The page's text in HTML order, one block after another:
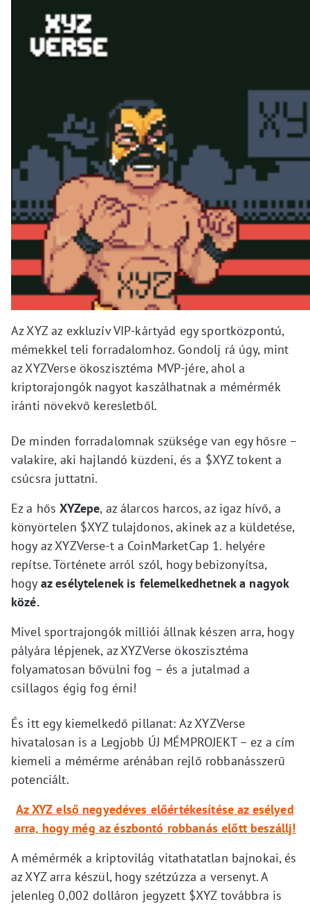
Az XYZ az exkluzív VIP-kártyád egy sportközpontú,
mémekkel teli forradalomhoz. Gondolj rá úgy, mint
az XYZVerse ökoszisztéma MVP-jére, ahol a
kriptorajongók nagyot kaszálhatnak a mémérmék
iránti növekvő keresletből.
De minden forradalomnak szüksége van egy hősre –
valakire, aki hajlandó küzdeni, és a $XYZ tokent a
csúcsra juttatni.
Ez a hősXYZepe, az álarcos harcos, az igaz hívő, a
könyörtelen $XYZ tulajdonos, akinek az a küldetése,
hogy az XYZVerse-t a CoinMarketCap 1. helyére
repítse. Története arról szól, hogy bebizonyítsa,
hogy az esélytelenek is felemelkedhetnek a nagyok
közé.
Mivel sportrajongók milliói állnak készen arra, hogy
pályára lépjenek, az XYZVerse ökoszisztéma
folyamatosan bővülni fog – és a jutalmad a
csillagos égig fog érni!
És itt egy kiemelkedő pillanat: Az XYZVerse
hivatalosan is a Legjobb ÚJ MÉMPROJEKT – ez a cím
kiemeli a mémérme arénában rejlő robbanásszerű
potenciált.
Az XYZ első negyedéves előértékesítése az esélyed
arra, hogy még az észbontó robbanás előtt beszállj!
A mémérmék a kriptovilág vitathatatlan bajnokai, és
az XYZ arra készül, hogy szétzúzza a versenyt. A
jelenleg 0,002 dolláron jegyzett $XYZ továbbra is